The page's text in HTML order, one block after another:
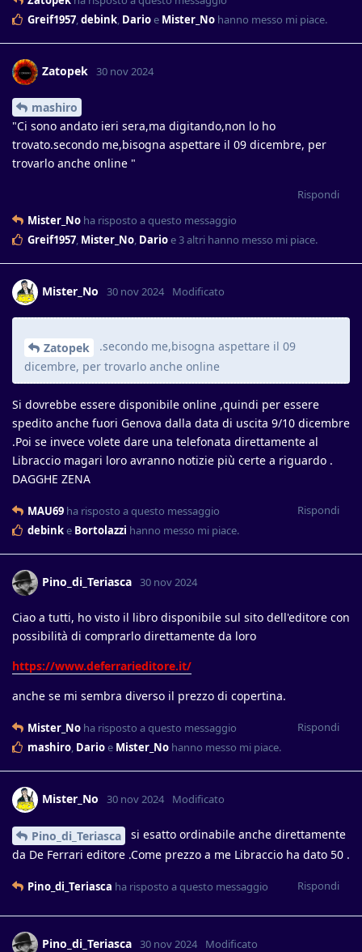
Greif1957,debink, Darioe Mister_No hanno messo mi piace.
Zatopek 30 nov 2024
mashiro
"Ci sono andato ieri sera,ma digitando,non lo ho
trovato.secondo me,bisogna aspettare il 09 dicembre, per
trovarlo anche online "
Rispondi
Mister_No ha risposto a questo messaggio
Greif1957, Mister_No, Darioe3altri hanno messo mi piace.
Mister_No 30 nov 2024 Modificato
Zatopek
.secondo me,bisogna aspettare il 09
dicembre, per trovarlo anche online
Si dovrebbe essere disponibile online ,quindi per essere
spedito anche fuori Genova dalla data di uscita 9/10 dicembre
.Poi se invece volete dare una telefonata direttamente al
Libraccio magari loro avranno notizie più certe a riguardo .
DAGGHE ZENA
Rispondi
MAU69 ha risposto a questo messaggio
debinke Bortolazzi hanno messo mi piace.
Pino_di_Teriasca 30 nov 2024
Ciao a tutti, ho visto il libro disponibile sul sito dell'editore con
possibilità di comprarlo direttamente da loro
https://www.deferrarieditore.it/
anche se mi sembra diverso il prezzo di copertina.
Rispondi
Mister_No ha risposto a questo messaggio
mashiro, Darioe Mister_No hanno messo mi piace.
Mister_No 30 nov 2024 Modificato
Pino_di_Teriasca
si esatto ordinabile anche direttamente
da De Ferrari editore .Come prezzo a me Libraccio ha dato 50 .
Rispondi
Pino_di_Teriasca ha risposto a questo messaggio
Pino_di_Teriasca 30 nov 2024 Modificato